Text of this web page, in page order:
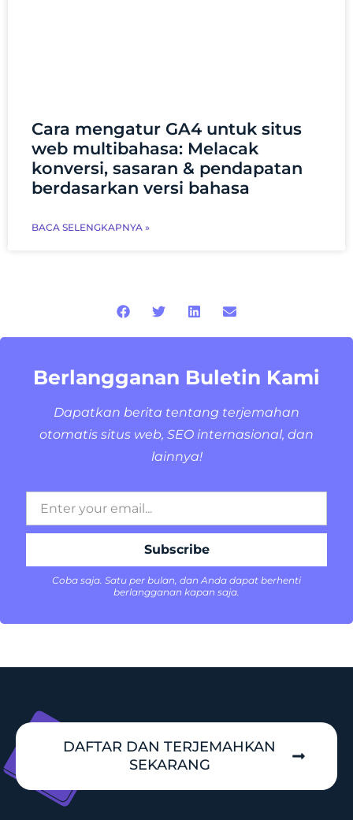
Cara mengatur GA4 untuk situs
web multibahasa: Melacak
konversi, sasaran & pendapatan
berdasarkan versi bahasa
BACA SELENGKAPNYA »
Berlangganan Buletin Kami
Dapatkan berita tentang terjemahan
otomatis situs web, SEO internasional, dan
lainnya!
Coba saja. Satu per bulan, dan Anda dapat berhenti
berlangganan kapan saja.
DAFTAR DAN TERJEMAHKAN
SEKARANG